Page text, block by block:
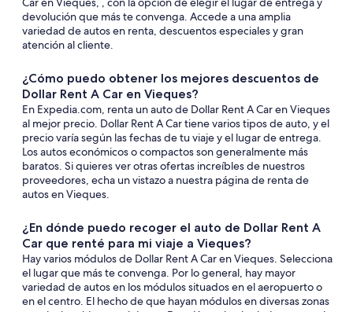
devolución que más te convenga. Accede a una amplia
variedad de autos en renta, descuentos especiales y gran
atención al cliente.
¿Cómo puedo obtener los mejores descuentos de
Dollar Rent A Car en Vieques?
En Expedia.com, renta un auto de Dollar Rent A Car en Vieques
al mejor precio. Dollar Rent A Car tiene varios tipos de auto, y el
precio varía según las fechas de tu viaje y el lugar de entrega.
Los autos económicos o compactos son generalmente más
baratos. Si quieres ver otras ofertas increíbles de nuestros
proveedores, echa un vistazo a nuestra página de renta de
autos en Vieques.
¿En dónde puedo recoger el auto de Dollar Rent A
Car que renté para mi viaje a Vieques?
Hay varios módulos de Dollar Rent A Car en Vieques. Selecciona
el lugar que más te convenga. Por lo general, hay mayor
variedad de autos en los módulos situados en el aeropuerto o
en el centro. El hecho de que hayan módulos en diversas zonas